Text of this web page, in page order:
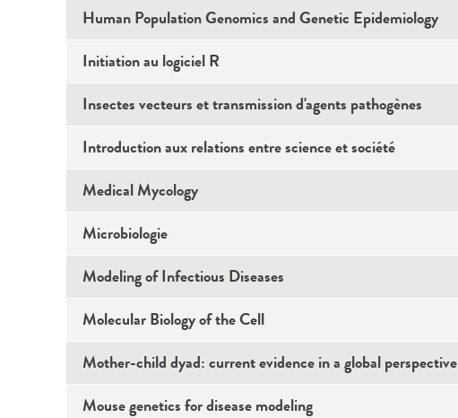
Human Population Genomics and Genetic Epidemiology
Initiation au logiciel R
Insectes vecteurs et transmission d'agents pathogènes
Introduction aux relations entre science et société
Medical Mycology
Microbiologie
Modeling of Infectious Diseases
Molecular Biology of the Cell
Mother-child dyad: current evidence in a global perspective
Mouse genetics for disease modeling